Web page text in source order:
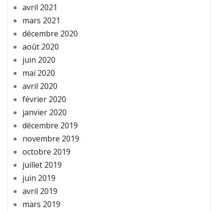
avril 2021
mars 2021
décembre 2020
août 2020
juin 2020
mai 2020
avril 2020
février 2020
janvier 2020
décembre 2019
novembre 2019
octobre 2019
juillet 2019
juin 2019
avril 2019
mars 2019